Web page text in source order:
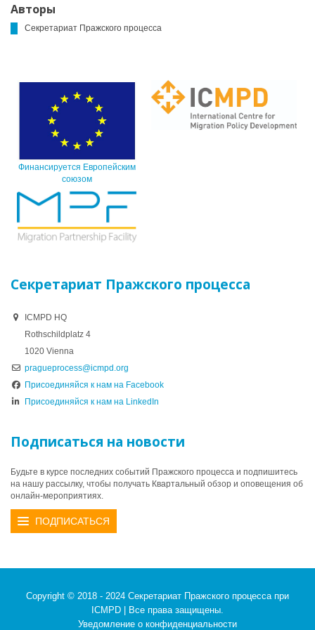
Авторы
Секретариат Пражского процесса
Финансируется Европейским
союзом
Секретариат Пражского процесса
ICMPD HQ
Rothschildplatz 4
1020 Vienna
pragueprocess@icmpd.org
Присоединяйся к нам на Facebook
Присоединяйся к нам на LinkedIn
Подписаться на новости
Будьте в курсе последних событий Пражского процесса и подпишитесь
на нашу рассылку, чтобы получать Квартальный обзор и оповещения об
онлайн-мероприятиях.
ПОДПИСАТЬСЯ
Copyright © 2018 - 2024 Секретариат Пражского процесса при
ICMPD | Все права защищены.
Уведомление о конфиденциальности